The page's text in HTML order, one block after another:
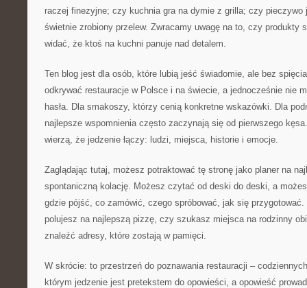
raczej finezyjne; czy kuchnia gra na dymie z grilla; czy
świetnie zrobiony przelew. Zwracamy uwagę na to, czy produkty
widać, że ktoś na kuchni panuje nad detalem.
Ten blog jest dla osób, które lubią jeść świadomie, ale bez
odkrywać restauracje w Polsce i na świecie, a jednocześnie nie
hasła. Dla smakoszy, którzy cenią konkretne wskazówki. Dla
najlepsze wspomnienia często zaczynają się od pierwszego
wierzą, że jedzenie łączy: ludzi, miejsca, historie i emocje.
Zaglądając tutaj, możesz potraktować tę stronę jako planer na
spontaniczną kolację. Możesz czytać od deski do deski, a
gdzie pójść, co zamówić, czego spróbować, jak się
polujesz na najlepszą pizzę, czy szukasz miejsca na rodzinny
znaleźć adresy, które zostają w pamięci.
W skrócie: to przestrzeń do poznawania restauracji –
którym jedzenie jest pretekstem do opowieści, a opowieść